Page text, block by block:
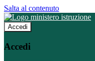
Salta al contenuto
Accedi
Accedi